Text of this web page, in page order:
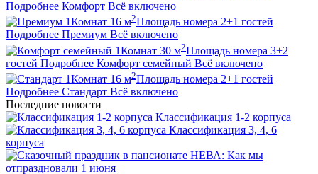
Подробнее Комфорт Всё включено
1Комнат 16 м2Площадь номера 2+1 гостей
Подробнее Премиум Всё включено
1Комнат 30 м2Площадь номера 3+2
гостей Подробнее Комфорт семейный Всё включено
1Комнат 16 м2Площадь номера 2+1 гостей
Подробнее Стандарт Всё включено
Последние новости
Классификация 1-2 корпуса
Классификация 3, 4, 6
корпуса